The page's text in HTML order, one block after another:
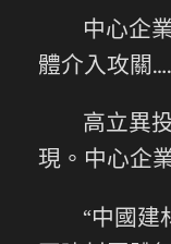
中心企
體介入攻關
高立異
現。中心企
“中國建